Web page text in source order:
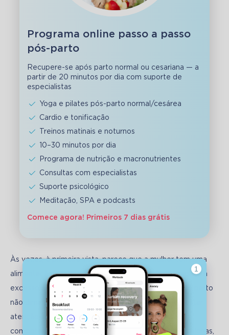
Programa online passo a passo
pós-parto
Recupere-se após parto normal ou cesariana — a
partir de 20 minutos por dia com suporte de
especialistas
Yoga e pilates pós-parto normal/cesárea
Cardio e tonificação
Treinos matinais e noturnos
10–30 minutos por dia
Programa de nutrição e macronutrientes
Consultas com especialistas
Suporte psicológico
Meditação, SPA e podcasts
Comece agora! Primeiros 7 dias grátis
Às vezes, à primeira vista, parece que a mulher tem uma
alimentação adequada e não deveria ter problemas com
excesso de peso, mas, mesmo assim, o peso após o parto
não diminui facilmente. Nesse caso, vale a pena prestar
atenção à variedade de bebidas. Sucos, leite, soro,
compotas, limonadas – tudo isso também contém calorias,